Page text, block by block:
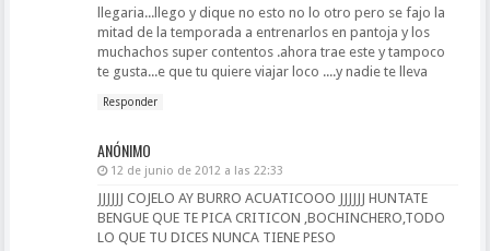
llegaria...llego y dique no esto no lo otro pero se fajo la
mitad de la temporada a entrenarlos en pantoja y los
muchachos super contentos .ahora trae este y tampoco
te gusta...e que tu quiere viajar loco ....y nadie te lleva
Responder
ANÓNIMO
12 de junio de 2012 a las 22:33
JJJJJJ COJELO AY BURRO ACUATICOOO JJJJJJ HUNTATE
BENGUE QUE TE PICA CRITICON ,BOCHINCHERO,TODO
LO QUE TU DICES NUNCA TIENE PESO